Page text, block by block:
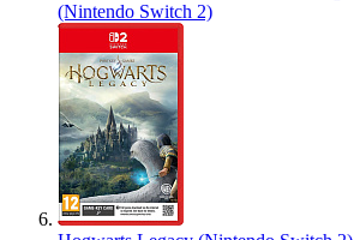
(Nintendo Switch 2)